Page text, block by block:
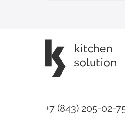
+7 (843) 205-02-